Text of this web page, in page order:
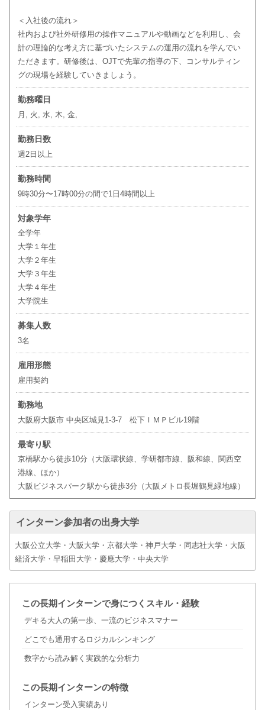
＜入社後の流れ＞
社内および社外研修用の操作マニュアルや動画などを利用し、会
計の理論的な考え方に基づいたシステムの運用の流れを学んでい
ただきます。研修後は、OJTで先輩の指導の下、コンサルティン
グの現場を経験していきましょう。
勤務曜日
月, 火, 水, 木, 金,
勤務日数
週2日以上
勤務時間
9時30分〜17時00分の間で1日4時間以上
対象学年
全学年
大学１年生
大学２年生
大学３年生
大学４年生
大学院生
募集人数
3名
雇用形態
雇用契約
勤務地
大阪府大阪市 中央区城見1-3-7 松下ＩＭＰビル19階
最寄り駅
京橋駅から徒歩10分（大阪環状線、学研都市線、阪和線、関西空
港線、ほか）
大阪ビジネスパーク駅から徒歩3分（大阪メトロ長堀鶴見緑地線）
インターン参加者の出身大学
大阪公立大学・大阪大学・京都大学・神戸大学・同志社大学・大阪
経済大学・早稲田大学・慶應大学・中央大学
この長期インターンで身につくスキル・経験
デキる大人の第一歩、一流のビジネスマナー
どこでも通用するロジカルシンキング
数字から読み解く実践的な分析力
この長期インターンの特徴
インターン受入実績あり